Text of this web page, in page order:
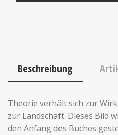
Beschreibung
Theorie verhält sich zur
zur Landschaft. Dieses Bild
den Anfang des Buches